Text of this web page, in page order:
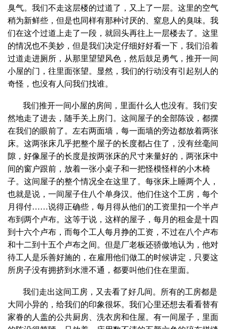
臭气。我们不走这层楼的过道了，又上了一层。这里的空气
稍为新鲜些，但是也同样有那种讨厌的、窒息人的臭味。我
们在这个过道上走了一段，就回头再往上一层楼去了。这里
的情况也不美妙，但是我们决定仔细好好看一下，我们沿着
过道走进厕所，从那里望望风色，然后鼓足勇气，推开一间
小屋的门，往里面张望。显然，我们的行动没有引起别人的
奇怪，也没有人问我们找谁。
我们推开一间小屋的房间，里面什么人也没有。我们安
然地走了进去，随手关上房门。这间屋子的全部陈设，都摆
在我们的眼前了。左右两面墙，每一面墙的旁边都放着两张
床。这两张床几乎把整个屋子的长度都占住了，没有丝毫间
隙，好像屋子的长度是按两张床的尺寸来量好的，两张床中
间的窗户跟前，放着一张小桌子和一把怪模怪样的小木椅
子。这间屋子的整个情况全在这里了。每张床上睡两个人，
也就是说，一间屋子住八个单身汉。他们住这个工房，每个
月得付……说得正确些，每月得从他们的工资里扣一个半卢
布到两个卢布。这等于说，这样的屋子，每月的租金是十四
到十六个卢布，而每个工人每月挣的工资，不过在八个卢布
和十二到十五个卢布之间。但是厂老板还骄傲地认为，他对
待工人是乐善好施的，在雇用他们做工的时候讲定，只要这
所房子没有拥挤到水泄不通，都要叫他们住在里面。
我们走出这间工房，又去看了好几间。所有的工房都是
大同小异的，给我们的印象很坏。我们心里还想去看看替有
家眷的人盖的公共厨房、洗衣房和住屋。有一间屋子，里面